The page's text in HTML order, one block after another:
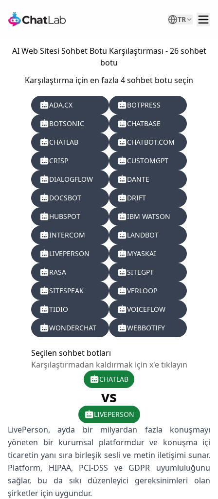
TR
AI Web Sitesi Sohbet Botu Karşılaştırması - 26 sohbet
botu
Karşılaştırma için en fazla 4 sohbet botu seçin
ADA.CX
BOTPRESS
BOTSONIC
CHATBASE
CHATLAB
CHATBOT.COM
CRISP
CUSTOMGPT
DIALOGFLOW
DANTE
DOCSBOT
DRIFT
HUBSPOT
IBM WATSON
INTERCOM
LANDBOT
LIVEPERSON
MYASKAI
RASA
SITEGPT
SITESPEAK
VERLOOP
TIDIO
VOICEFLOW
WONDERCHAT
WEBBOTIFY
Seçilen sohbet botları
Karşılaştırmadan kaldırmak için x'e tıklayın
CHATLAB
vs
LIVEPERSON
LivePerson, ayda bir milyardan fazla konuşmayı
yöneten bir kurumsal platformdur ve konuşma içi
ticaretin yanı sıra birleşik sesli ve metin iletişimi sunar.
Platform, HIPAA, PCI-DSS ve GDPR uyumluluğunu
sağlar, bu da sıkı düzenleyici gereksinimleri olan
şirketler için uygundur.